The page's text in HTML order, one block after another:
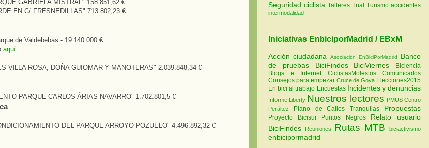
GABRIELA MISTRAL" 158.851,62 €
EN C/ FRESNEDILLAS" 713.802,23 €
de Valdebebas - 19.140.000 €
aquí
VILLA ROSA, DOÑA GUIOMAR Y MANOTERAS" 2.039.848,34 €
PARQUE CARLOS ÁRIAS NAVARRO" 1.702.801,5 €
DEL PARQUE ARROYO POZUELO" 4.496.892,32 €
Seguridad ciclistaTalleres Trial Turismoaccidentes
intermodalidad
Iniciativas EnbiciporMadrid / EBxM
Acción ciudadana Asociación EnBiciPorMadrid
Banco
de pruebas
BiciFindes BiciViernes
Biciencia
Blogs e Internet
CiclistasMolestos
Comunicados
Consejos para empezar Cruce de Goya Elecciones2015
En bici al trabajo Encuestas Incidentes y denuncias
Informe Liberty Nuestros lectores
PMUS Centro
Peráltez
Plano de Calles Tranquilas Propuestas
Proyecto Bicisur Puntos Negros
Relato usuario
BiciFindes
Reuniones Rutas MTB biciactivismo
enbicipormadrid